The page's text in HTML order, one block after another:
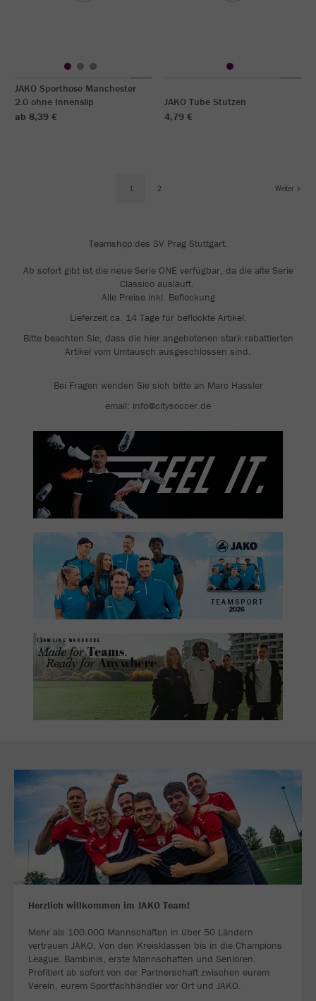
JAKO Sporthose Manchester
2.0 ohne Innenslip
ab 8,39 €
JAKO Tube Stutzen
4,79 €
1 2 Weiter
Teamshop des SV Prag Stuttgart.
Ab sofort gibt ist die neue Serie ONE verfügbar, da die alte Serie
Classico ausläuft.
Alle Preise inkl. Beflockung
Lieferzeit ca. 14 Tage für beflockte Artikel.
Bitte beachten Sie, dass die hier angebotenen stark rabattierten
Artikel vom Umtausch ausgeschlossen sind.
Bei Fragen wenden Sie sich bitte an Marc Hassler
email: info@citysoccer.de
Herzlich willkommen im JAKO Team!
Mehr als 100.000 Mannschaften in über 50 Ländern
vertrauen JAKO. Von den Kreisklassen bis in die Champions
League. Bambinis, erste Mannschaften und Senioren.
Profitiert ab sofort von der Partnerschaft zwischen eurem
Verein, eurem Sportfachhändler vor Ort und JAKO.